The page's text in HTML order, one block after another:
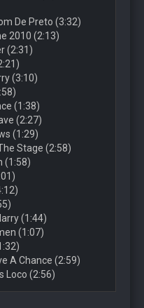
De Preto (3:32)
2010 (2:13)
(2:31)
(3:10)
(1:38)
(2:27)
(1:29)
Stage (2:58)
(1:58)
(1:44)
(1:07)
A Chance (2:59)
Loco (2:56)